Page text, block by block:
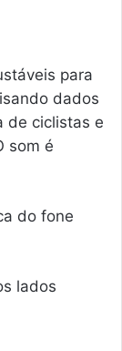
para
dados
de ciclistas e
som é
do fone
lados